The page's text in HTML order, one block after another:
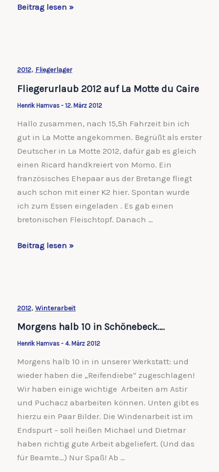
Erneut
zu
Ende
Beitrag lesen »
2012, Fliegerlager
Fliegerurlaub 2012 auf La Motte du Caire
Henrik Hamvas - 12. März 2012
Hallo zusammen, nach 15,5h Fahrzeit bin ich
gut in La Motte angekommen. Begrüßt als erster
Deutscher in La Motte 2012, dafür gab es gleich
einen Ricard handkreiert von Momo. Ein
französisches Ehepaar aus der Bretange fliegt
auch schon mit einer K2 hier. Spontan wurde
ich zum Essen eingeladen . Es gab einen
bretonischen Fleischtopf. Danach …
Fliegerurlaub
du
Caire
Beitrag lesen »
2012, Winterarbeit
Morgens halb 10 in Schönebeck….
Henrik Hamvas - 4. März 2012
Morgens halb 10 in in unserer Werkstatt: und
wieder haben die „Reifendiebe“ zugeschlagen!
Wir haben einige wichtige Arbeiten am Astir
und Puchacz abarbeiten können. Unten gibt es
hierzu ein Paar Bilder. Die Windenarbeit ist im
Endspurt – soll heißen Michael und Dietmar
haben richtig gute Arbeit abgeliefert. (Und das
für Beamte…) Nur Spaß! Ab …